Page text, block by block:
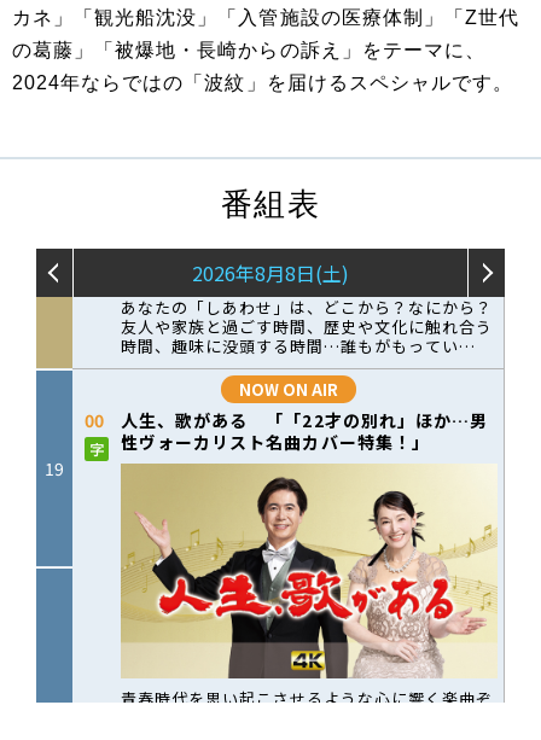
カネ」「観光船沈没」「入管施設の医療体制」「Z世代
の葛藤」「被爆地・長崎からの訴え」をテーマに、
2024年ならではの「波紋」を届けるスペシャルです。
番組表